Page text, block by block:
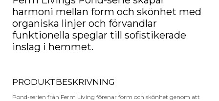
harmoni mellan form och skönhet med
organiska linjer och förvandlar
funktionella speglar till sofistikerade
inslag i hemmet.
PRODUKTBESKRIVNING
Pond-serien från Ferm Living förenar form och skönhet genom att